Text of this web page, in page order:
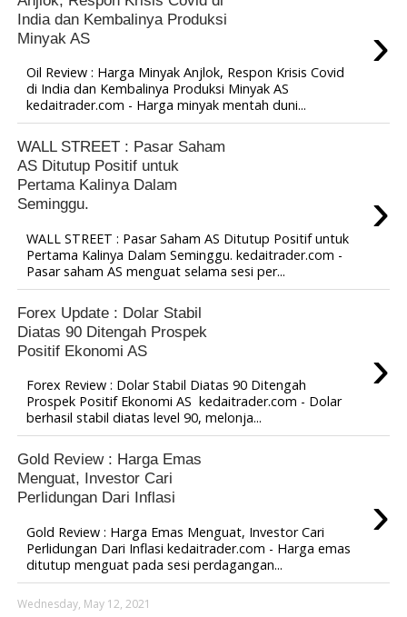
India dan Kembalinya Produksi
Minyak AS
›
Oil Review : Harga Minyak Anjlok, Respon Krisis Covid
di India dan Kembalinya Produksi Minyak AS
kedaitrader.com - Harga minyak mentah duni...
WALL STREET : Pasar Saham
AS Ditutup Positif untuk
Pertama Kalinya Dalam
Seminggu.
›
WALL STREET : Pasar Saham AS Ditutup Positif untuk
Pertama Kalinya Dalam Seminggu. kedaitrader.com -
Pasar saham AS menguat selama sesi per...
Forex Update : Dolar Stabil
Diatas 90 Ditengah Prospek
Positif Ekonomi AS
›
Forex Review : Dolar Stabil Diatas 90 Ditengah
Prospek Positif Ekonomi AS kedaitrader.com - Dolar
berhasil stabil diatas level 90, melonja...
Gold Review : Harga Emas
Menguat, Investor Cari
Perlidungan Dari Inflasi
›
Gold Review : Harga Emas Menguat, Investor Cari
Perlidungan Dari Inflasi kedaitrader.com - Harga emas
ditutup menguat pada sesi perdagangan...
Wednesday, May 12, 2021